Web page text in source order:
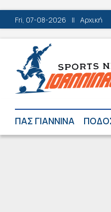
Fri, 07-08-2026 || Αρχική
ΠΑΣ ΓΙΑΝΝΙΝΑ